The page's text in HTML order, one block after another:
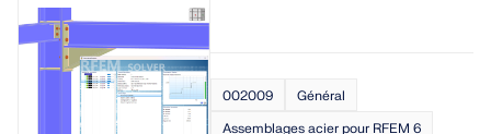
002009
Général
Assemblages acier pour RFEM 6